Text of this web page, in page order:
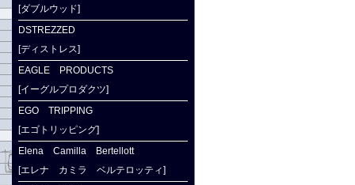
[ダブルウッド]
DSTREZZED
[ディストレス]
EAGLE PRODUCTS
[イーグルプロダクツ]
EGO TRIPPING
[エゴトリッピング]
Elena Camilla Bertellott
[エレナ カミラ ベルテロッティ]